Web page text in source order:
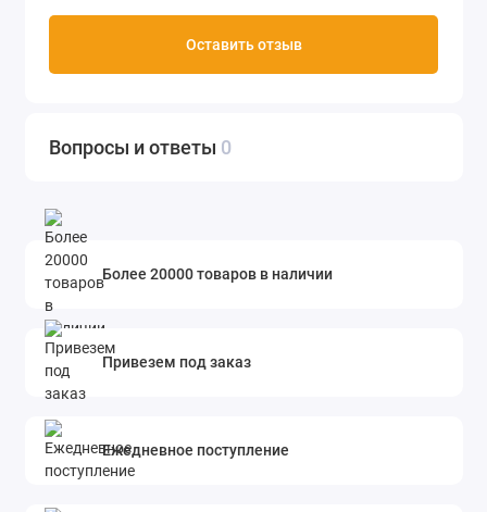
Оставить отзыв
Вопросы и ответы 0
Более 20000 товаров в наличии
Привезем под заказ
Ежедневное поступление